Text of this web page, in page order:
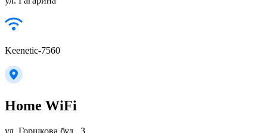
Keenetic-7560
Home WiFi
ул. Горшкова бул., 3